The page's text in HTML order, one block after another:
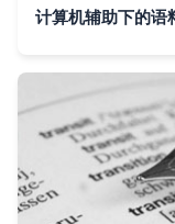
计算机辅助下的语